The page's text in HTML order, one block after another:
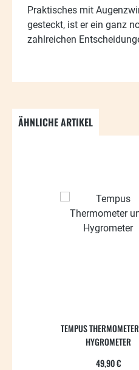
Praktisches mit
gesteckt, ist er ein ganz
zahlreichen
ÄHNLICHE ARTIKEL
TEMPUS
HYGROMETER
49,90 €